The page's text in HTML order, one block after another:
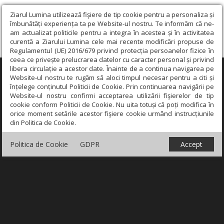
Ziarul Lumina utilizează fişiere de tip cookie pentru a personaliza și
îmbunătăți experiența ta pe Website-ul nostru. Te informăm că ne-
am actualizat politicile pentru a integra în acestea și în activitatea
curentă a Ziarului Lumina cele mai recente modificări propuse de
Regulamentul (UE) 2016/679 privind protecția persoanelor fizice în
ceea ce privește prelucrarea datelor cu caracter personal și privind
libera circulație a acestor date. Înainte de a continua navigarea pe
Website-ul nostru te rugăm să aloci timpul necesar pentru a citi și
înțelege conținutul Politicii de Cookie. Prin continuarea navigării pe
Website-ul nostru confirmi acceptarea utilizării fişierelor de tip
cookie conform Politicii de Cookie. Nu uita totuși că poți modifica în
orice moment setările acestor fişiere cookie urmând instrucțiunile
din Politica de Cookie.
Politica de Cookie GDPR Accept
×